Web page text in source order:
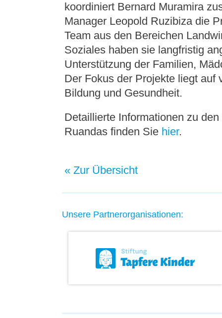
koordiniert Bernard Muramira
Manager Leopold Ruzibiza die
Team aus den Bereichen
Soziales haben sie langfristig
Unterstützung der Familien,
Der Fokus der Projekte liegt auf
Bildung und Gesundheit.
Detaillierte Informationen zu
Ruandas finden Sie hier.
« Zur Übersicht
Unsere Partnerorganisationen: